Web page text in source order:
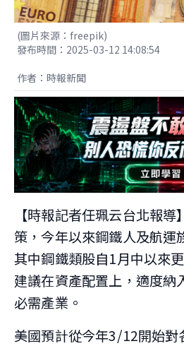
(圖片來源：freepik)
發布時間：2025-03-12 14:08:54
作者：時報新聞
【時報記者任珮云台北報
策，今年以來鋼鐵人及航運
其中鋼鐵類股自1月中以來
建議在資產配置上，適度納
必需產業。
美國預計從今年3/12開始對